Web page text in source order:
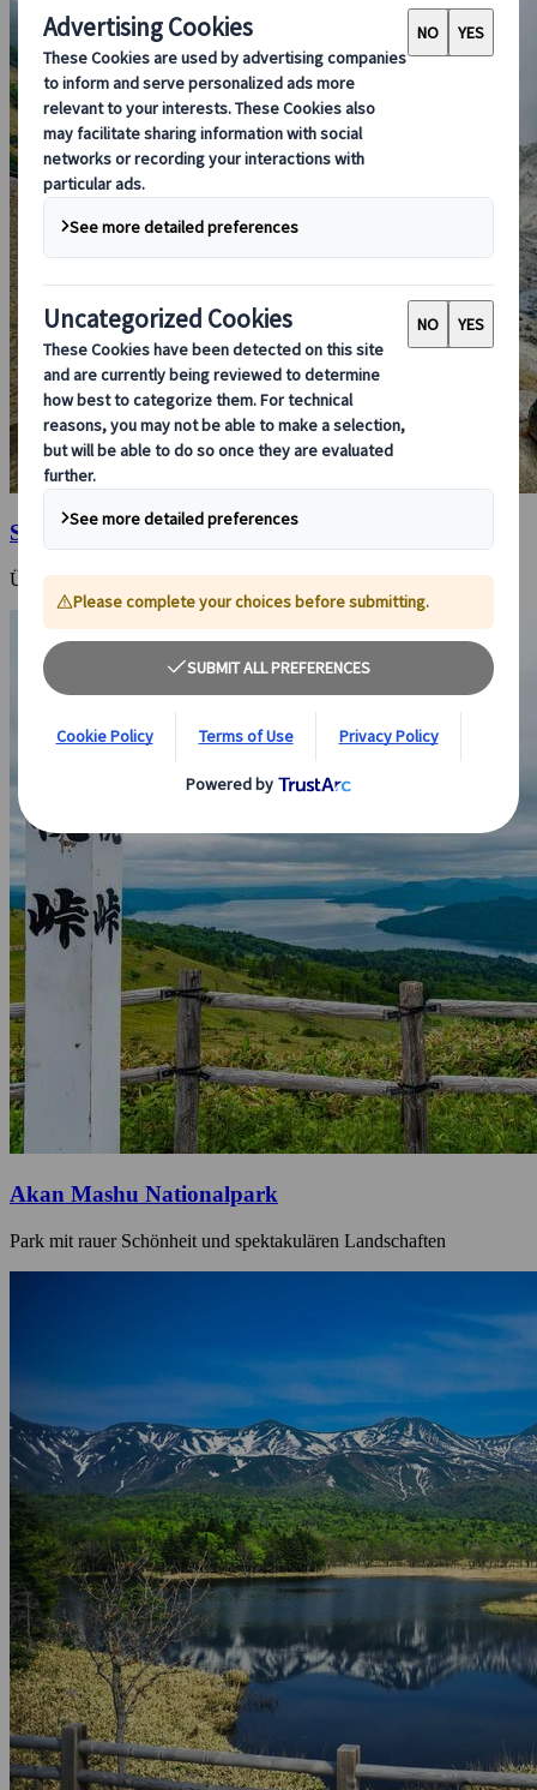
Shikotsu-Toya Nationalpark
Üppige und einzigartige Vulkanlandschaften im Westen Hokkaidos
Akan Mashu Nationalpark
Park mit rauer Schönheit und spektakulären Landschaften